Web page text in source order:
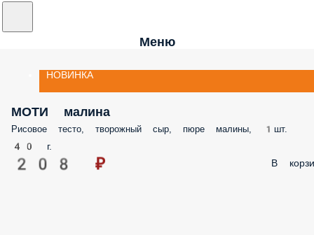
Меню
НОВИНКА
МОТИ малина
Рисовое тесто, творожный сыр, пюре малины, 1шт.
40 г.
208 ₽ В